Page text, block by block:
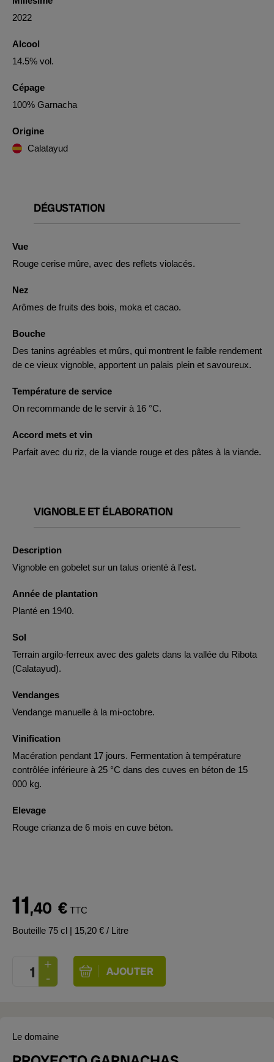
2022
Alcool
14.5% vol.
Cépage
100% Garnacha
Origine
Calatayud
DÉGUSTATION
Vue
Rouge cerise mûre, avec des reflets violacés.
Nez
Arômes de fruits des bois, moka et cacao.
Bouche
Des tanins agréables et mûrs, qui montrent le faible rendement
de ce vieux vignoble, apportent un palais plein et savoureux.
Température de service
On recommande de le servir à 16 °C.
Accord mets et vin
Parfait avec du riz, de la viande rouge et des pâtes à la viande.
VIGNOBLE ET ÉLABORATION
Description
Vignoble en gobelet sur un talus orienté à l'est.
Année de plantation
Planté en 1940.
Sol
Terrain argilo-ferreux avec des galets dans la vallée du Ribota
(Calatayud).
Vendanges
Vendange manuelle à la mi-octobre.
Vinification
Macération pendant 17 jours. Fermentation à température
contrôlée inférieure à 25 °C dans des cuves en béton de 15
000 kg.
Elevage
Rouge crianza de 6 mois en cuve béton.
11,40 € TTC
Bouteille 75 cl | 15,20 € / Litre
Le domaine